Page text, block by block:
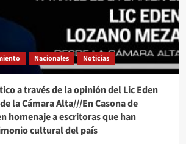
Nacionales Noticias
a través de la opinión del Lic Eden
la Cámara Alta///En Casona de
homenaje a escritoras que han
cultural del país